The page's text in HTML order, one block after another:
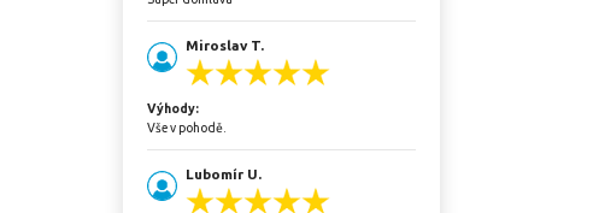
Miroslav T.
Výhody:
Vše v pohodě.
Lubomír U.